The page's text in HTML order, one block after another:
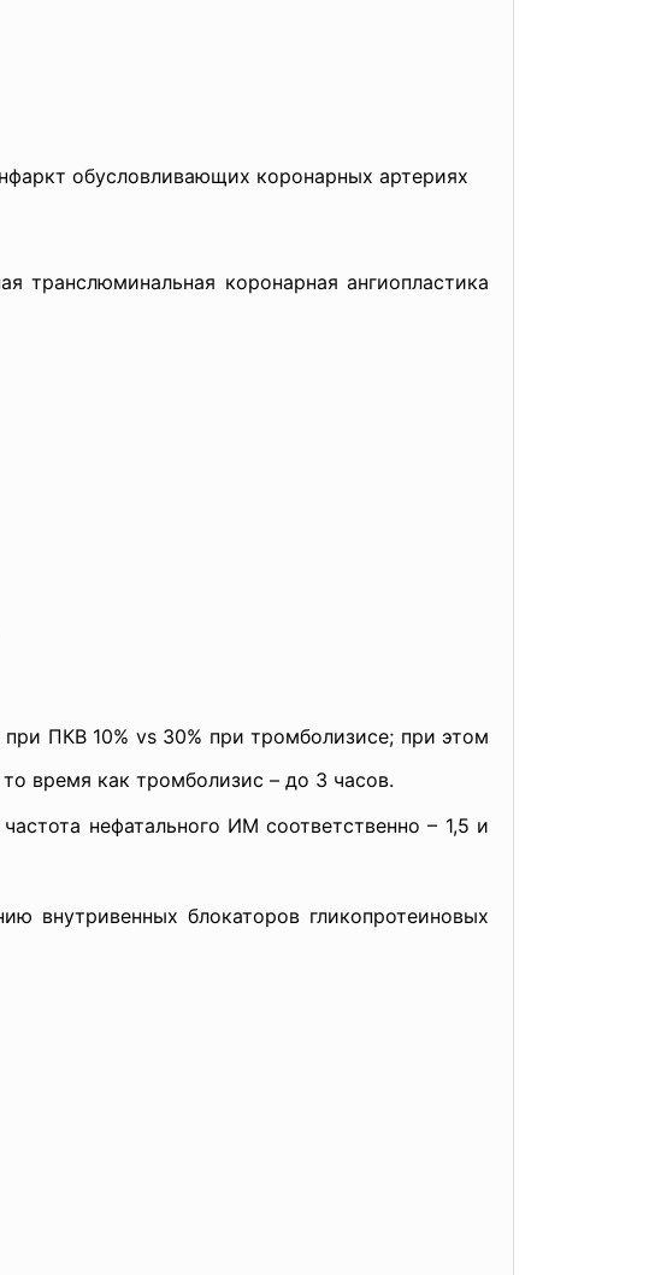
обусловливающих коронарных артериях
транслюминальная коронарная ангиопластика
при ПКВ 10% vs 30% при тромболизисе; при этом
время как тромболизис – до 3 часов.
нефатального ИМ соответственно – 1,5 и
внутривенных блокаторов гликопротеиновых